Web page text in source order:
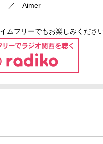
／ Aimer
ムフリーでもお楽しみください